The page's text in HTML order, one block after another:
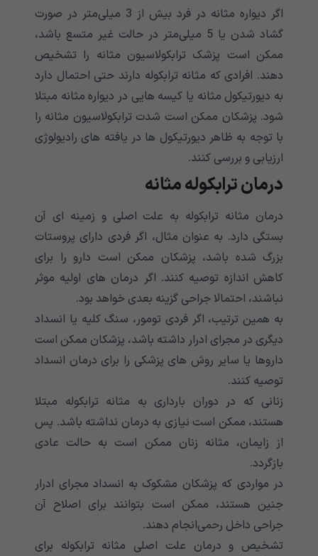
اگر دیواره مثانه در فرد بیش از 3 میلی‌متر در صورت
گشاد شدن یا 5 میلی‌متر در حالت غیر متسع باشد،
ممکن است پزشک ترابکولاسیون مثانه را تشخیص
دهند. افرادی که مثانه ترابکوله دارند حتی احتمال دارد
به دیورتیکول مثانه یا کیسه هایی در دیواره مثانه مبتلا
شود. پزشکان ممکن است شدت ترابکولاسیون مثانه را
با توجه به ظاهر دیورتیکول ها در یافته های رادیولوژی
ارزیابی و بررسی کنند.
درمان ترابکوله مثانه
درمان مثانه ترابکوله به علت اصلی و زمینه ای آن
بستگی دارد. به عنوان مثال، اگر فردی دارای پروستات
بزرگ شده باشد، پزشکان ممکن است دارو را برای
کاهش اندازه توصیه کنند. اگر درمان های اولیه موثر
نباشند، احتمالا جراحی گزینه بعدی خواهد بود.
به همین ترتیب، اگر فردی تومور، سنگ کلیه یا انسداد
دیگری در مجرای ادرار داشته باشد، پزشکان ممکن است
داروها یا سایر روش های پزشکی را برای درمان انسداد
توصیه کنند.
زنانی که در دوران بارداری به مثانه ترابکوله مبتلا
هستند، ممکن است نیازی به درمان نداشته باشد. پس
از زایمان، مثانه زنان ممکن است به حالت عادی
بازگردد.
در مواردی که پزشکان مشکوک به انسداد مجرای ادرار
جنین هستند، ممکن است بتوانند برای اصلاح آن
جراحی داخل رحمی‌‌‌‌‌‌‌‌‌‌‌‌‌انجام دهند.
تشخیص و درمان علت اصلی مثانه ترابکوله برای